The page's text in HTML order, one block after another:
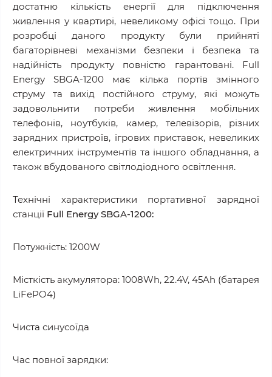
достатню кількість енергії для підключення
живлення у квартирі, невеликому офісі тощо. При
розробці даного продукту були прийняті
багаторівневі механізми безпеки і безпека та
надійність продукту повністю гарантовані. Full
Energy SBGA-1200 має кілька портів змінного
струму та вихід постійного струму, які можуть
задовольнити потреби живлення мобільних
телефонів, ноутбуків, камер, телевізорів, різних
зарядних пристроїв, ігрових приставок, невеликих
електричних інструментів та іншого обладнання, а
також вбудованого світлодіодного освітлення.
Технічні характеристики портативної зарядної
станції Full Energy SBGA-1200:
Потужність: 1200W
Місткість акумулятора: 1008Wh, 22.4V, 45Ah (батарея
LiFePO4)
Чиста синусоїда
Час повної зарядки: